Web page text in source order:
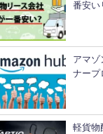
番安い
アマゾ
ナープ
軽貨物